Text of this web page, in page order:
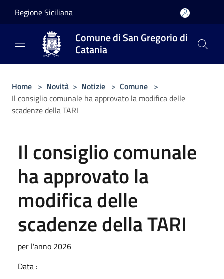
Regione Siciliana
Comune di San Gregorio di
Catania
Home > Novità > Notizie > Comune >
Il consiglio comunale ha approvato la modifica delle
scadenze della TARI
Il consiglio comunale
ha approvato la
modifica delle
scadenze della TARI
per l'anno 2026
Data :